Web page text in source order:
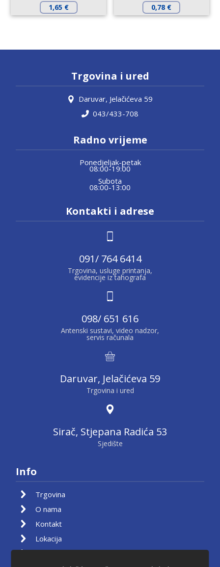
1,65 €
0,78 €
Trgovina i ured
Daruvar, Jelačićeva 59
043/433-708
Radno vrijeme
Ponedjeljak-petak
08:00-19:00
Subota
08:00-13:00
Kontakti i adrese
091/ 764 6414
Trgovina, usluge printanja,
evidencije iz tahografa
098/ 651 616
Antenski sustavi, video nadzor,
servis računala
Daruvar, Jelačićeva 59
Trgovina i ured
Sirač, Stjepana Radića 53
Sjedište
Info
Trgovina
O nama
Kontakt
Lokacija
Moj račun